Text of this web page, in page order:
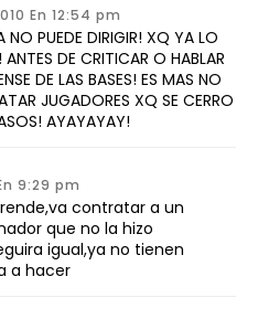
En 12:54 pm
NO PUEDE DIRIGIR! XQ YA LO
ANTES DE CRITICAR O HABLAR
DE LAS BASES! ES MAS NO
JUGADORES XQ SE CERRO
AYAYAYAY!
9:29 pm
contratar a un
que no la hizo
igual,ya no tienen
a hacer